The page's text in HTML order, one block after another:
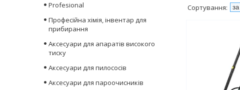
Profesional
Професійна хімія, інвентар для
прибирання
Аксесуари для апаратів високого
тиску
Аксесуари для пилососів
Аксесуари для пароочисників